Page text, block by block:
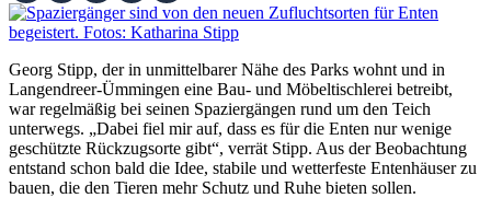
Georg Stipp, der in unmittelbarer Nähe des Parks wohnt und in
Langendreer-Ümmingen eine Bau- und Möbeltischlerei betreibt,
war regelmäßig bei seinen Spaziergängen rund um den Teich
unterwegs. „Dabei fiel mir auf, dass es für die Enten nur wenige
geschützte Rückzugsorte gibt“, verrät Stipp. Aus der Beobachtung
entstand schon bald die Idee, stabile und wetterfeste Entenhäuser zu
bauen, die den Tieren mehr Schutz und Ruhe bieten sollen.